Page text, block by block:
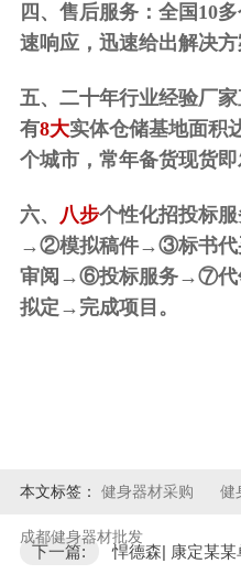
四、售后服务：全国 10
速响应，迅速给出解决
五、二十年行业经验厂
有8大实体仓储基地面积
个城市，常年备货现货即
六、 八步个性化招投标服
→②模拟稿件→③标书
审阅→⑥投标服务→⑦
拟定→ 完成项目。
本文标签： 健身器材采购 健
成都健身器材批发
下一篇: 悍德森| 康定某